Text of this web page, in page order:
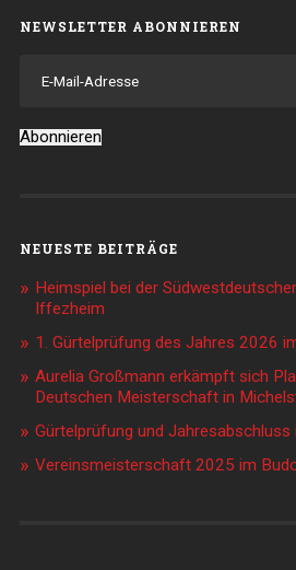
NEWSLETTER ABONNIEREN
Mail-
Abonnieren
NEUESTE BEITRÄGE
Heimspiel bei der
Iffezheim
1. Gürtelprüfung des Jahres 2026
Aurelia Großmann erkämpft sich
Deutschen Meisterschaft in
Gürtelprüfung und
Vereinsmeisterschaft 2025 im